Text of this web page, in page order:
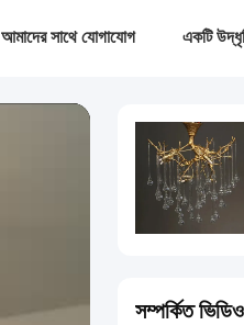
আমাদের সাথে যোগাযোগ একটি
সম্পর্কিত ভিডিও